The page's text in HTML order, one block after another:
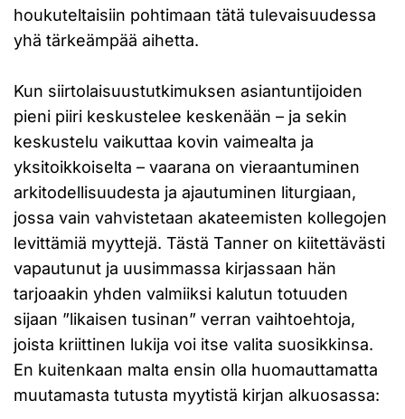
houkuteltaisiin pohtimaan tätä tulevaisuudessa
yhä tärkeämpää aihetta.
Kun siirtolaisuustutkimuksen asiantuntijoiden
pieni piiri keskustelee keskenään – ja sekin
keskustelu vaikuttaa kovin vaimealta ja
yksitoikkoiselta – vaarana on vieraantuminen
arkitodellisuudesta ja ajautuminen liturgiaan,
jossa vain vahvistetaan akateemisten kollegojen
levittämiä myyttejä. Tästä Tanner on kiitettävästi
vapautunut ja uusimmassa kirjassaan hän
tarjoaakin yhden valmiiksi kalutun totuuden
sijaan ”likaisen tusinan” verran vaihtoehtoja,
joista kriittinen lukija voi itse valita suosikkinsa.
En kuitenkaan malta ensin olla huomauttamatta
muutamasta tutusta myytistä kirjan alkuosassa: